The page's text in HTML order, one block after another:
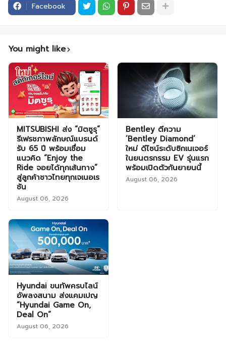
Facebook
You might like
MITSUBISHI ส่ง “มิตซูรุ”
รีเฟรชภาพลักษณ์แบรนด์
รับ 65 ปี พร้อมเชื่อม
แนวคิด “Enjoy the
Ride จอยได้ทุกเส้นทาง”
สู่ลูกค้าชาวไทยทุกเจเนอเร
ชัน
August 06, 2026
Bentley ตีความ
‘Bentley Diamond’
ใหม่ ดีไซน์ระดับซิกเนเจอร์
ในยนตรกรรม EV รุ่นแรก
พร้อมเปิดตัวกันยายนนี้
August 06, 2026
Hyundai ขนทัพครบไลน์
อัพลงสนาม ส่งแคมเปญ
“Hyundai Game On,
Deal On”
August 06, 2026